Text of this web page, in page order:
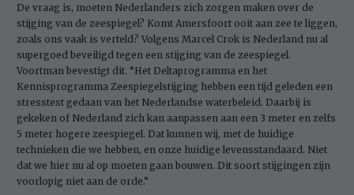
De vraag is, moeten Nederlanders zich zorgen maken over de
stijging van de zeespiegel? Komt Amersfoort ooit aan zee te liggen,
zoals ons vaak is verteld? Volgens Marcel Crok is Nederland nu al
supergoed beveiligd tegen een stijging van de zeespiegel.
Voortman bevestigt dit. “Het Deltaprogramma en het
Kennisprogramma Zeespiegelstijging hebben een tijd geleden een
stresstest gedaan van het Nederlandse waterbeleid. Daarbij is
gekeken of Nederland zich kan aanpassen aan een 3 meter en zelfs
5 meter hogere zeespiegel. Dat kunnen wij, met de huidige
technieken die we hebben, en onze huidige levensstandaard. Niet
dat we hier nu al op moeten gaan bouwen. Dit soort stijgingen zijn
voorlopig niet aan de orde.”